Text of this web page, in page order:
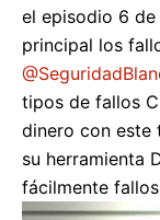
el episodio 6 de
principal los
tipos de fallos
dinero con este
su herramienta
fácilmente